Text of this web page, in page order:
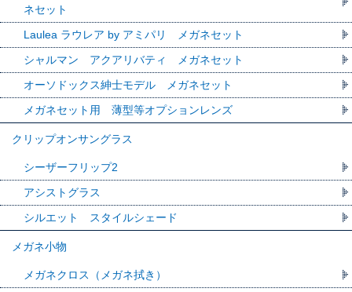
ネセット
Laulea ラウレア by アミパリ メガネセット
シャルマン アクアリバティ メガネセット
オーソドックス紳士モデル メガネセット
メガネセット用 薄型等オプションレンズ
クリップオンサングラス
シーザーフリップ2
アシストグラス
シルエット スタイルシェード
メガネ小物
メガネクロス（メガネ拭き）